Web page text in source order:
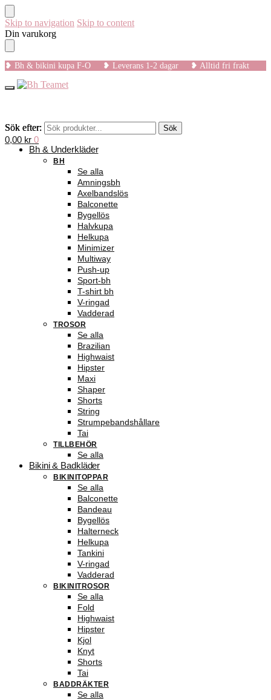
Skip to navigation Skip to content
Din varukorg
❥ Bh & bikini kupa F-O ❥ Leverans 1-2 dagar ❥ Alltid fri frakt
Sök efter: Sök
0,00 kr 0
Sök efter: Sök
Bh & Underkläder
BH
Se alla
Amningsbh
Axelbandslös
Balconette
Bygellös
Halvkupa
Helkupa
Minimizer
Multiway
Push-up
Sport-bh
T-shirt bh
V-ringad
Vadderad
TROSOR
Se alla
Brazilian
Highwaist
Hipster
Maxi
Shaper
Shorts
String
Strumpebandshållare
Tai
TILLBEHÖR
Se alla
Bikini & Badkläder
BIKINITOPPAR
Se alla
Balconette
Bandeau
Bygellös
Halterneck
Helkupa
Tankini
V-ringad
Vadderad
BIKINITROSOR
Se alla
Fold
Highwaist
Hipster
Kjol
Knyt
Shorts
Tai
BADDRÄKTER
Se alla